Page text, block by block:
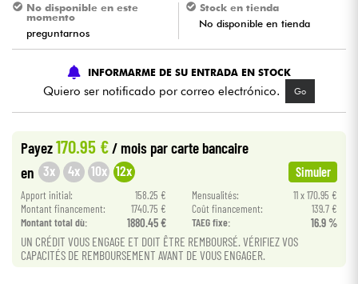
Violines y cuarteto
Niños
Cables & Acces.
HiFi
Bundle
Ver nuestras marcas
No disponible en este
momento
preguntarnos
Stock en tienda
No disponible en tienda
INFORMARME DE SU ENTRADA EN STOCK
Quiero ser notificado por correo electrónico. Go
Payez170.95 €/ mois par carte bancaire
en 3x 4x 10x 12x Simuler
Apport initial: 158.25 € Mensualités:
11 x 170.95 €
Montant financement:
1740.75 € Coût financement:
139.7 €
Montant total dù:
1880.45 € TAEG fixe: 16.9 %
UN CRÉDIT VOUS ENGAGE ET DOIT ÊTRE REMBOURSÉ. VÉRIFIEZ VOS
CAPACITÉS DE REMBOURSEMENT AVANT DE VOUS ENGAGER.